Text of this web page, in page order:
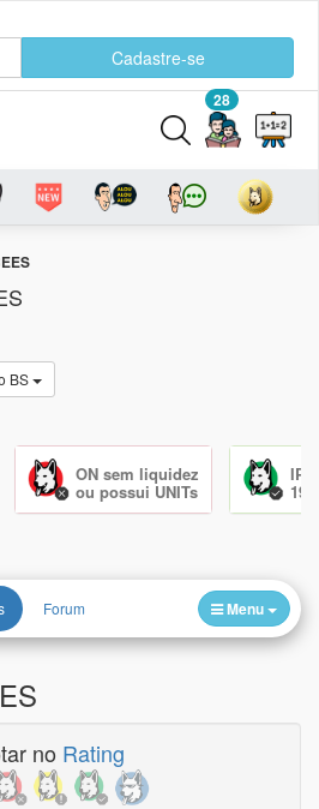
Cadastre-se
28
BS
ON sem liquidez
ou possui UNITs
Forum Menu
no Rating